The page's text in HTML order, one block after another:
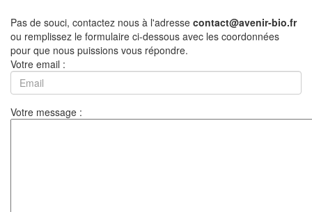
Pas de souci, contactez nous à l'adresse contact@avenir-bio.fr
ou remplissez le formulaire ci-dessous avec les coordonnées
pour que nous puissions vous répondre.
Votre email :
Votre message :